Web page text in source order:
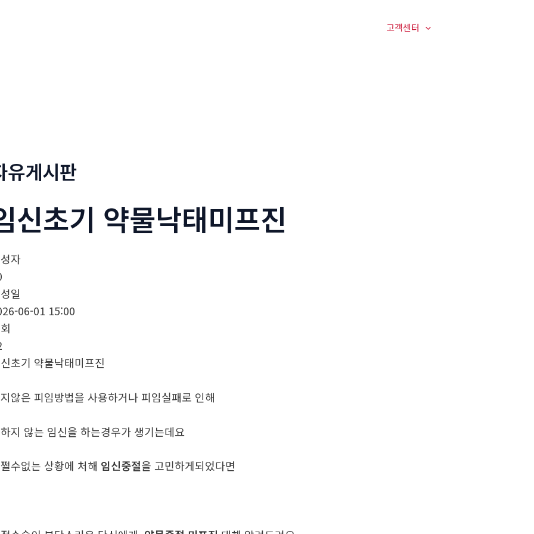
고객센터
유게시판
신초기 약물낙­태미­프진
자
일
06-01 15:00
초기 약물낙­태미­프진
않은 피임방법을 사용하거나 피임실패로 인해
지 않는 임신을 하는경우가 생기는데요
수없는 상황에 처해 임신중절을 고민하게되었다면